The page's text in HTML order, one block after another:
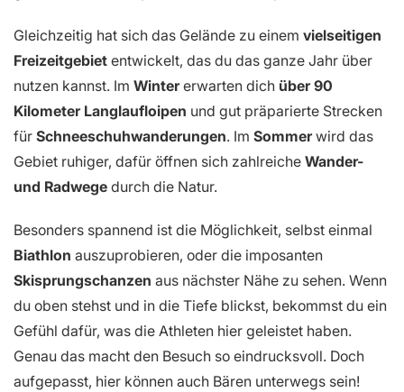
Gleichzeitig hat sich das Gelände zu einem vielseitigen
Freizeitgebiet entwickelt, das du das ganze Jahr über
nutzen kannst. Im Wintererwarten dich über 90
Kilometer Langlaufloipen und gut präparierte Strecken
für Schneeschuhwanderungen. Im Sommerwird das
Gebiet ruhiger, dafür öffnen sich zahlreiche Wander-
und Radwege durch die Natur.
Besonders spannend ist die Möglichkeit, selbst einmal
Biathlon auszuprobieren, oder die imposanten
Skisprungschanzen aus nächster Nähe zu sehen. Wenn
du oben stehst und in die Tiefe blickst, bekommst du ein
Gefühl dafür, was die Athleten hier geleistet haben.
Genau das macht den Besuch so eindrucksvoll. Doch
aufgepasst, hier können auch Bären unterwegs sein!